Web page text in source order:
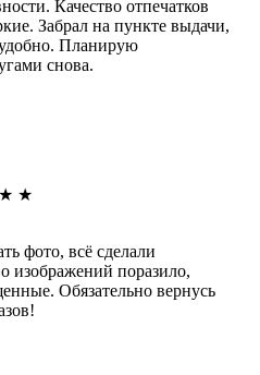
Качество отпечатков
Забрал на пункте выдачи,
удобно. Планирую
снова.
★ ★
фото, всё сделали
изображений поразило,
Обязательно вернусь